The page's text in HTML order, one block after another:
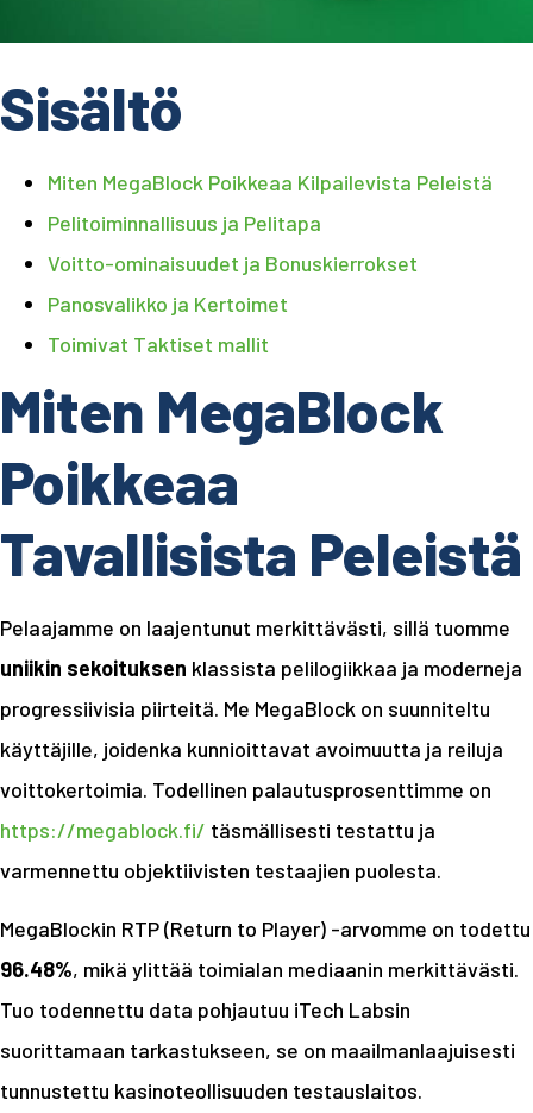
Sisältö
Miten MegaBlock Poikkeaa Kilpailevista Peleistä
Pelitoiminnallisuus ja Pelitapa
Voitto-ominaisuudet ja Bonuskierrokset
Panosvalikko ja Kertoimet
Toimivat Taktiset mallit
Miten MegaBlock
Poikkeaa
Tavallisista Peleistä
Pelaajamme on laajentunut merkittävästi, sillä tuomme
uniikin sekoituksen klassista pelilogiikkaa ja moderneja
progressiivisia piirteitä. Me MegaBlock on suunniteltu
käyttäjille, joidenka kunnioittavat avoimuutta ja reiluja
voittokertoimia. Todellinen palautusprosenttimme on
https://megablock.fi/ täsmällisesti testattu ja
varmennettu objektiivisten testaajien puolesta.
MegaBlockin RTP (Return to Player) -arvomme on todettu
96.48%, mikä ylittää toimialan mediaanin merkittävästi.
Tuo todennettu data pohjautuu iTech Labsin
suorittamaan tarkastukseen, se on maailmanlaajuisesti
tunnustettu kasinoteollisuuden testauslaitos.